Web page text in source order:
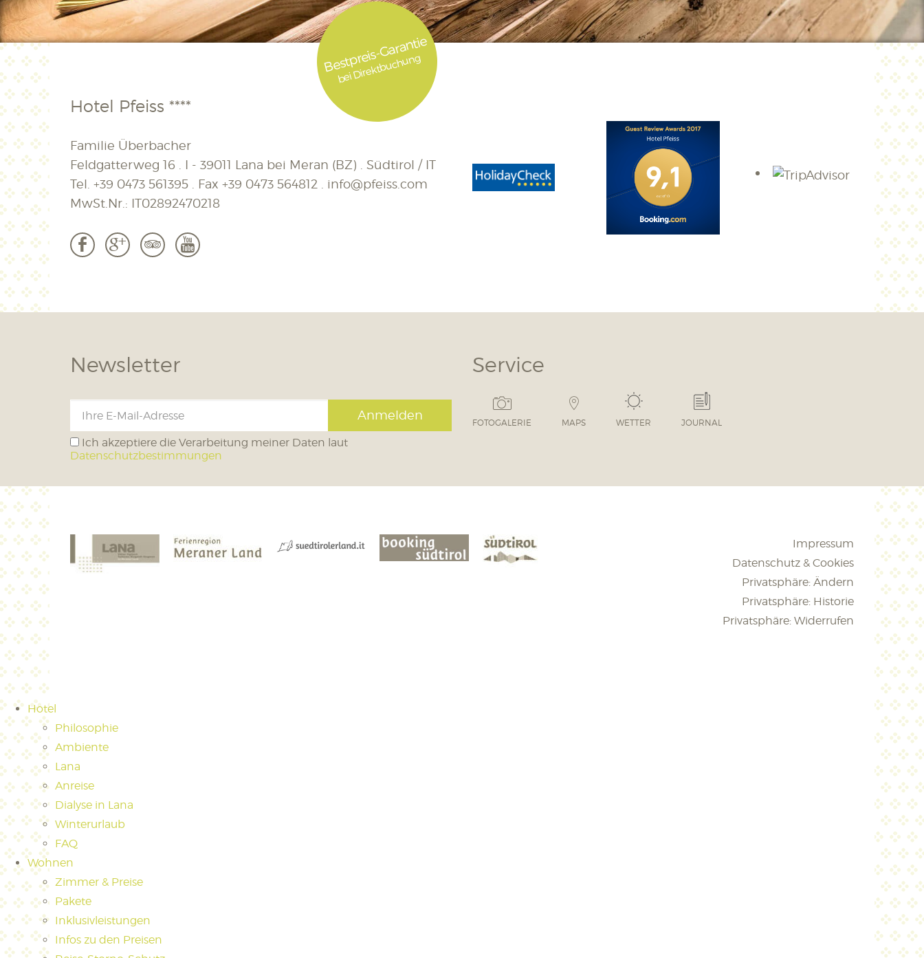
Hotel Pfeiss ****
Familie Überbacher
Feldgatterweg 16 . I - 39011 Lana bei Meran (BZ) . Südtirol / IT
Tel. +39 0473 561395 . Fax +39 0473 564812
info@pfeiss.com
MwSt.Nr.: IT02892470218
b c 3 r
Bestpreis-Garantie
bei Direktbuchung
Newsletter
Anmelden
Ich akzeptiere die Verarbeitung meiner Daten laut
Datenschutzbestimmungen
Service
FOTOGALERIE MAPS WETTER JOURNAL
Impressum
Datenschutz & Cookies
Privatsphäre: Ändern
Privatsphäre: Historie
Privatsphäre: Widerrufen
Hotel
Philosophie
Ambiente
Lana
Anreise
Dialyse in Lana
Winterurlaub
FAQ
Wohnen
Zimmer & Preise
Pakete
Inklusivleistungen
Infos zu den Preisen